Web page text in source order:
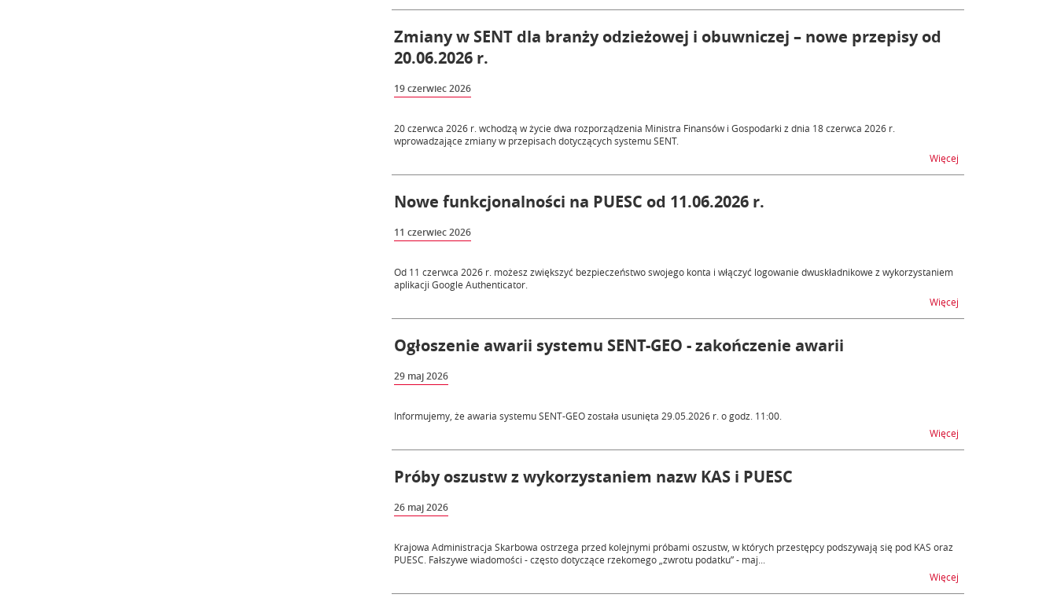
Zmiany w SENT dla branży odzieżowej i obuwniczej – nowe przepisy od
20.06.2026 r.
19 czerwiec 2026
20 czerwca 2026 r. wchodzą w życie dwa rozporządzenia Ministra Finansów i Gospodarki z dnia 18 czerwca 2026 r.
wprowadzające zmiany w przepisach dotyczących systemu SENT.
Więcej
Nowe funkcjonalności na PUESC od 11.06.2026 r.
11 czerwiec 2026
Od 11 czerwca 2026 r. możesz zwiększyć bezpieczeństwo swojego konta i włączyć logowanie dwuskładnikowe z wykorzystaniem
aplikacji Google Authenticator.
Więcej
Ogłoszenie awarii systemu SENT-GEO - zakończenie awarii
29 maj 2026
Informujemy, że awaria systemu SENT-GEO została usunięta 29.05.2026 r. o godz. 11:00.
Więcej
Próby oszustw z wykorzystaniem nazw KAS i PUESC
26 maj 2026
Krajowa Administracja Skarbowa ostrzega przed kolejnymi próbami oszustw, w których przestępcy podszywają się pod KAS oraz
PUESC. Fałszywe wiadomości - często dotyczące rzekomego „zwrotu podatku” - maj...
Więcej